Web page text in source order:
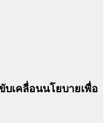
เคลื่อนนโยบายเพื่อ